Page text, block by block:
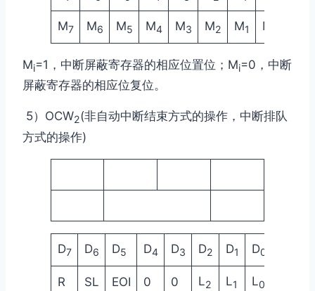
M7 M6 M5 M4 M3 M2 M1 M
Mi=1，中断屏蔽寄存器的相应位置位；Mi=0，中断
屏蔽寄存器的相应位复位。
5）OCW2(非自动中断结束方式的操作，中断排队
方式的操作)
D7 D6 D5 D4 D3 D2 D1 D0
R SL EOI 0 0 L2 L1 L0